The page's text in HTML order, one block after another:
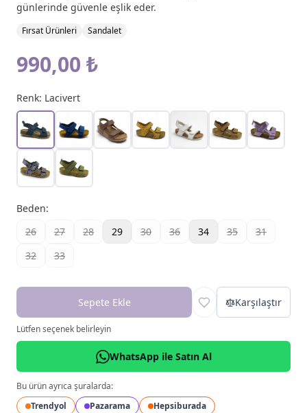
günlerinde güvenle eşlik eder.
Fırsat Ürünleri Sandalet
990,00 ₺
Renk: Lacivert
Beden:
26
27 28 29 30 36 34 35
31
32
33
Sepete Ekle Karşılaştır
Lütfen seçenek belirleyin
WhatsApp ile Satın Al
Bu ürün ayrıca şuralarda:
Trendyol
Pazarama Hepsiburada